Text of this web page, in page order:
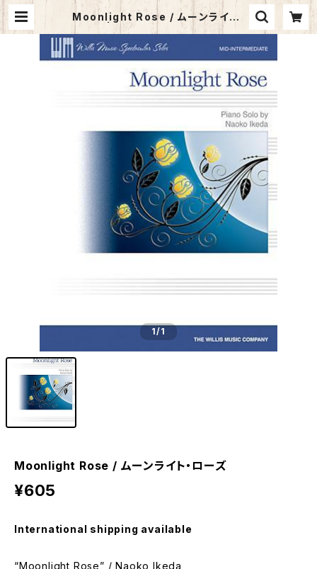
Moonlight Rose / ムーンライト・
ローズ | サウンズ・ア・ラ・カルト オ
1/1
Moonlight Rose / ムーンライト・ローズ
¥605
International shipping available
“Moonlight Rose” / Naoko Ikeda